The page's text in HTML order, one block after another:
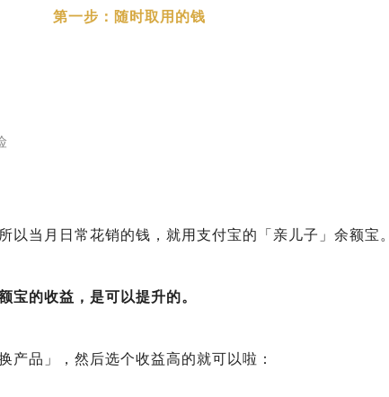
第一步：随时取用的钱
以当月日常花销的钱，就用支付宝的「亲儿子」余额宝。
宝的收益，是可以提升的。
产品」，然后选个收益高的就可以啦：